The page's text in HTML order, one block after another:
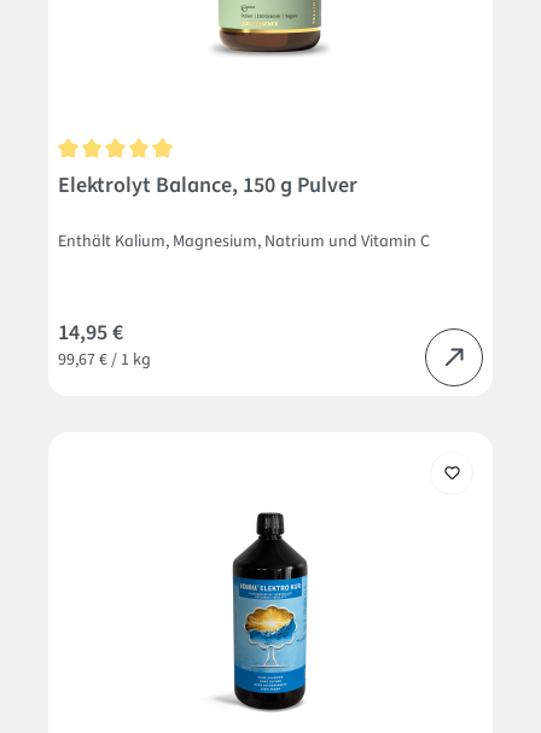
Durchschnittliche Bewertung von 5 von 5 Sternen
Elektrolyt Balance, 150 g Pulver
Enthält Kalium, Magnesium, Natrium und Vitamin C
99,67 € / 1 kg
14,95 €